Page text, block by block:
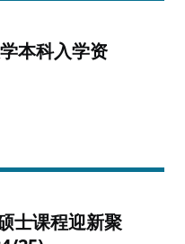
本科入学资
士课程迎新聚